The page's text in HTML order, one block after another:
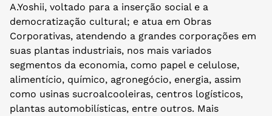
A.Yoshii, voltado para a inserção social e a
democratização cultural; e atua em Obras
Corporativas, atendendo a grandes corporações em
suas plantas industriais, nos mais variados
segmentos da economia, como papel e celulose,
alimentício, químico, agronegócio, energia, assim
como usinas sucroalcooleiras, centros logísticos,
plantas automobilísticas, entre outros. Mais